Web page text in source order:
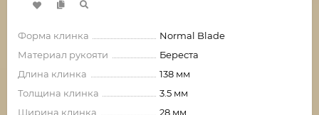
Форма клинка
Normal Blade
Материал рукояти
Береста
Длина клинка
138 мм
Толщина клинка
3.5 мм
Ширина клинка
28 мм